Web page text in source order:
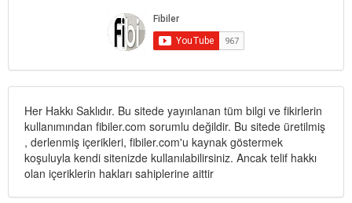
Her Hakkı Saklıdır. Bu sitede yayınlanan tüm bilgi ve fikirlerin
kullanımından fibiler.com sorumlu değildir. Bu sitede üretilmiş
, derlenmiş içerikleri, fibiler.com'u kaynak göstermek
koşuluyla kendi sitenizde kullanılabilirsiniz. Ancak telif hakkı
olan içeriklerin hakları sahiplerine aittir